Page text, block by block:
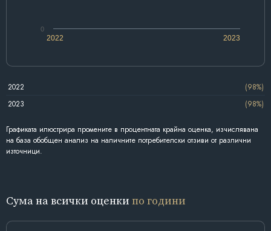
2022 2023
0
2022
(98%)
2023
(98%)
Графиката илюстрира промените в процентната крайна оценка, изчислявана
на база обобщен анализ на наличните потребителски отзиви от различни
източници.
Сума на всички оценки по години